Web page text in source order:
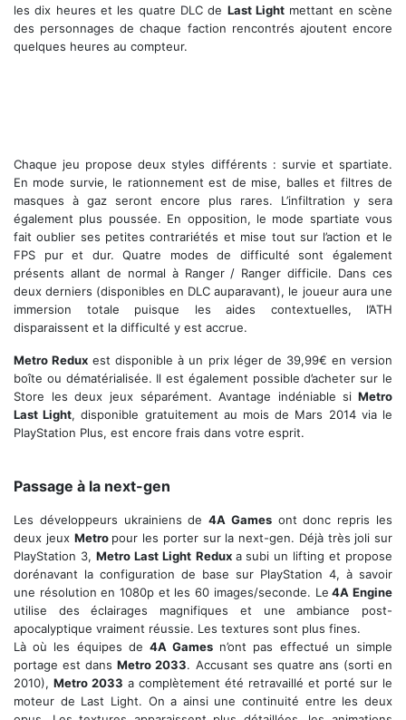
les dix heures et les quatre DLC de Last Light mettant en scène
des personnages de chaque faction rencontrés ajoutent encore
quelques heures au compteur.
Chaque jeu propose deux styles différents : survie et spartiate.
En mode survie, le rationnement est de mise, balles et filtres de
masques à gaz seront encore plus rares. L’infiltration y sera
également plus poussée. En opposition, le mode spartiate vous
fait oublier ses petites contrariétés et mise tout sur l’action et le
FPS pur et dur. Quatre modes de difficulté sont également
présents allant de normal à Ranger / Ranger difficile. Dans ces
deux derniers (disponibles en DLC auparavant), le joueur aura une
immersion totale puisque les aides contextuelles, l’ATH
disparaissent et la difficulté y est accrue.
Metro Redux est disponible à un prix léger de 39,99€ en version
boîte ou dématérialisée. Il est également possible d’acheter sur le
Store les deux jeux séparément. Avantage indéniable si Metro
Last Light, disponible gratuitement au mois de Mars 2014 via le
PlayStation Plus, est encore frais dans votre esprit.
Passage à la next-gen
Les développeurs ukrainiens de4A Gamesont donc repris les
deux jeux Metro pour les porter sur la next-gen. Déjà très joli sur
PlayStation 3, Metro Last Light Redux a subi un lifting et propose
dorénavant la configuration de base sur PlayStation 4, à savoir
une résolution en 1080p et les 60 images/seconde. Le 4A Engine
utilise des éclairages magnifiques et une ambiance post-
apocalyptique vraiment réussie. Les textures sont plus fines.
Là où les équipes de 4A Games n’ont pas effectué un simple
portage est dansMetro 2033. Accusant ses quatre ans (sorti en
2010), Metro 2033 a complètement été retravaillé et porté sur le
moteur de Last Light. On a ainsi une continuité entre les deux